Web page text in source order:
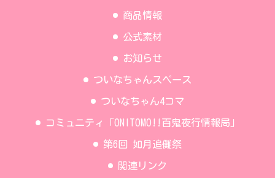
商品情報
公式素材
お知らせ
ついなちゃんスペース
ついなちゃん4コマ
コミュニティ「ONITOMO!!百鬼夜行情報局」
第6回 如月追儺祭
関連リンク